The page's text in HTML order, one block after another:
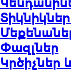
Փազլներ
Կրծիչներ